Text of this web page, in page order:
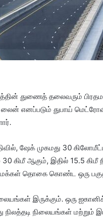
துணைத் தலைவரும்
எனப்படும் துபாய்
ஷேக் முகமது 30
ஆகும், இதில் 15.5 கிமீ
மக்கள் தொகை கொண்ட ஒரு
இருக்கும். ஒரு
நிலத்தடி நிலையங்கள் மற்றும்